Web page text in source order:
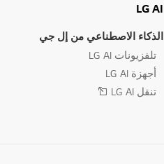
LG AI
الذكاء الاصطناعي من إل جي
تلفزيونات LG AI
أجهزة LG AI
تنقل LG AI